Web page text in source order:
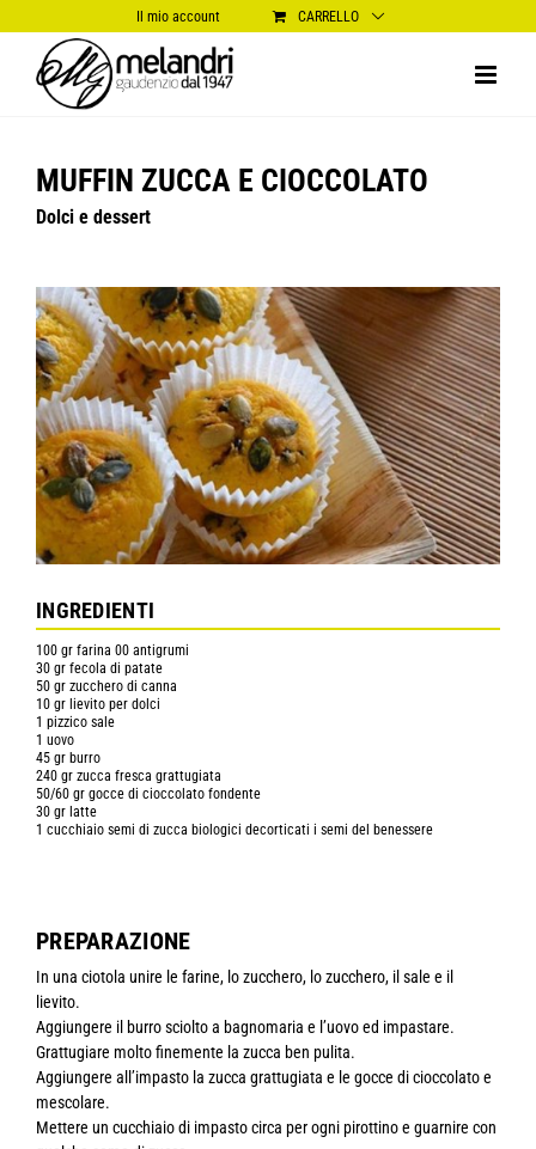
al
contenuto
Il mio account CARRELLO
MUFFIN ZUCCA E CIOCCOLATO
Dolci e dessert
INGREDIENTI
100 gr farina 00 antigrumi
30 gr fecola di patate
50 gr zucchero di canna
10 gr lievito per dolci
1 pizzico sale
1 uovo
45 gr burro
240 gr zucca fresca grattugiata
50/60 gr gocce di cioccolato fondente
30 gr latte
1 cucchiaio semi di zucca biologici decorticati i semi del benessere
PREPARAZIONE
In una ciotola unire le farine, lo zucchero, lo zucchero, il sale e il
lievito.
Aggiungere il burro sciolto a bagnomaria e l’uovo ed impastare.
Grattugiare molto finemente la zucca ben pulita.
Aggiungere all’impasto la zucca grattugiata e le gocce di cioccolato e
mescolare.
Mettere un cucchiaio di impasto circa per ogni pirottino e guarnire con